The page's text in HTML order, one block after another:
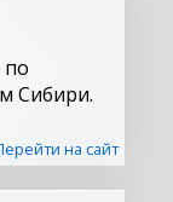
по
Сибири.
на сайт